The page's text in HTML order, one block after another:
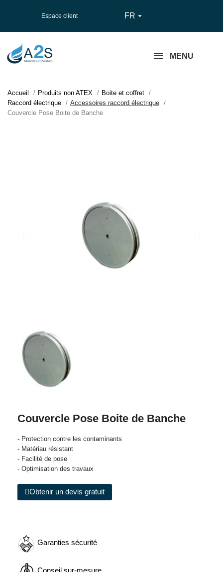
Espace client FR 
MENU
Accueil Produits non ATEX
Boite et coffret
Raccord électrique
Accessoires raccord électrique
Couvercle Pose Boite de Banche
Couvercle Pose Boite de Banche
- Protection contre les contaminants
- Matériau résistant
- Facilité de pose
- Optimisation des travaux
Obtenir un devis gratuit
Garanties sécurité